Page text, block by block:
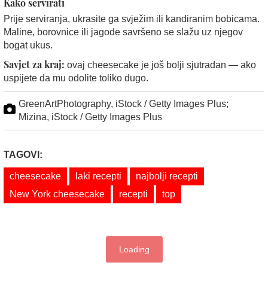
Kako servirati
Prije serviranja, ukrasite ga svježim ili kandiranim bobicama.
Maline, borovnice ili jagode savršeno se slažu uz njegov
bogat ukus.
Savjet za kraj: ovaj cheesecake je još bolji sjutradan — ako
uspijete da mu odolite toliko dugo.
GreenArtPhotography, iStock / Getty Images Plus;
Mizina, iStock / Getty Images Plus
TAGOVI:
cheesecake laki recepti
najbolji recepti
New York cheesecake
recepti top
Loading